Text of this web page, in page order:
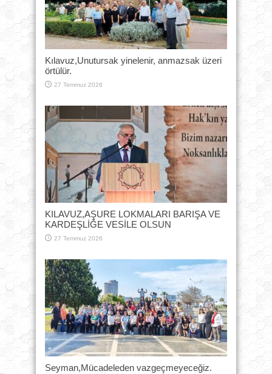
Kılavuz,Unutursak yinelenir, anmazsak üzeri
örtülür.
27 Temmuz 2026
KILAVUZ,AŞURE LOKMALARI BARIŞA VE
KARDEŞLİĞE VESİLE OLSUN
27 Temmuz 2026
Seyman,Mücadeleden vazgeçmeyeceğiz.